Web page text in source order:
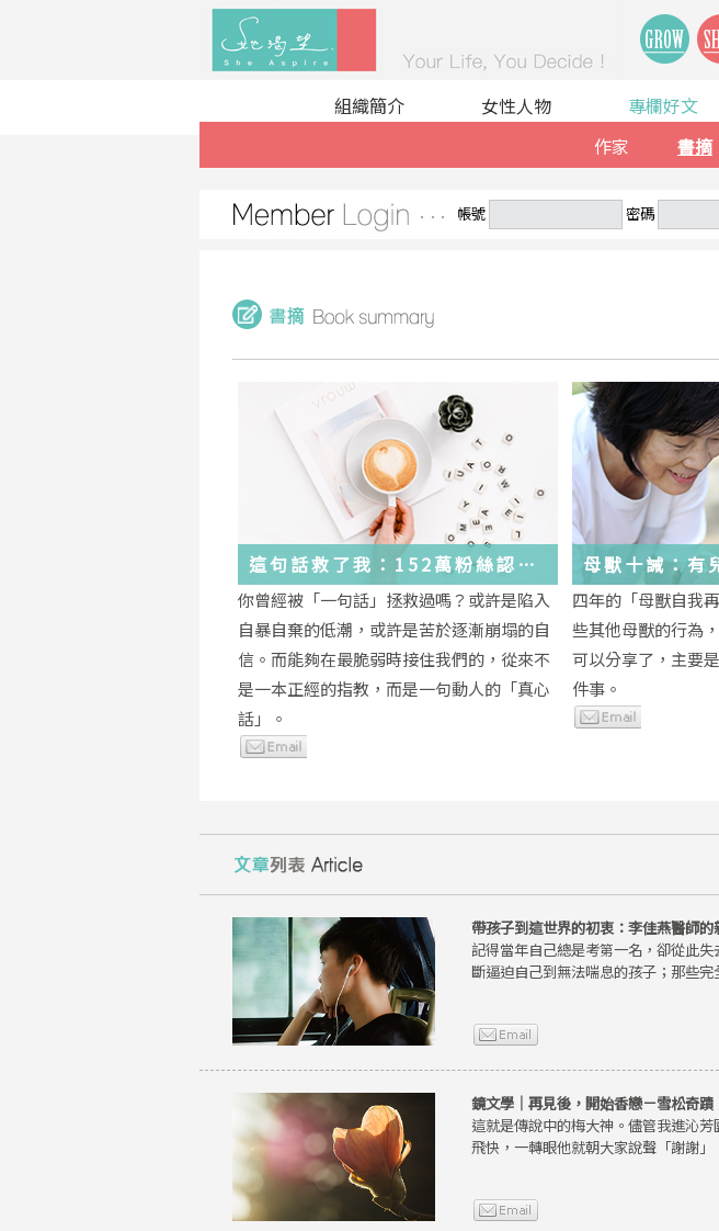
組織簡介 女性人物
專欄好文
作家
書摘
帳號 密碼
這句話救了我：152萬粉絲認
證，韓國最受歡迎的
YouTuber「國民姐姐」金美敬
為跌落情緒深淵的你雪中送炭！
你曾經被「一句話」拯救過嗎？或許是陷入
自暴自棄的低潮，或許是苦於逐漸崩塌的自
信。而能夠在最脆弱時接住我們的，從來不
是一本正經的指教，而是一句動人的「真心
話」。
母獸十誡：有
不要做」的十
四年的「母獸自我
些其他母獸的行為
可以分享了，主要
件事。
帶孩子到這世界的初衷：李佳燕醫師的
記得當年自己總是考第一名，卻從此
斷逼迫自己到無法喘息的孩子；那些
鏡文學｜再見後，開始香戀－雪松奇蹟
這就是傳說中的梅大神。儘管我進沁
飛快，一轉眼他就朝大家說聲「謝謝